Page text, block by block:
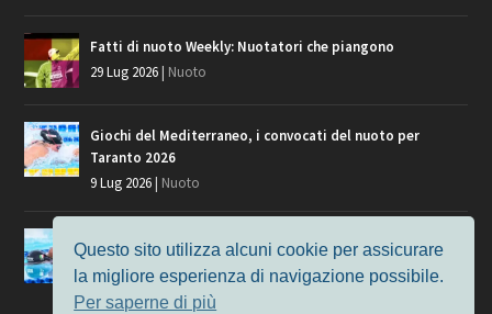
Fatti di nuoto Weekly: Nuotatori che piangono
29 Lug 2026 Nuoto
Giochi del Mediterraneo, i convocati del nuoto per
Taranto 2026
9 Lug 2026 Nuoto
Europei di Nuoto Parigi 2026: fra veterani e giovani, chi
manca?
7 Lug 2026
Nuoto
Questo sito utilizza alcuni cookie per assicurare
la migliore esperienza di navigazione possibile.
Per saperne di più